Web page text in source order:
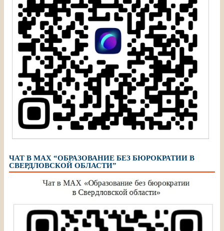
ЧАТ В МАХ “ОБРАЗОВАНИЕ БЕЗ БЮРОКРАТИИ В
СВЕРДЛОВСКОЙ ОБЛАСТИ”